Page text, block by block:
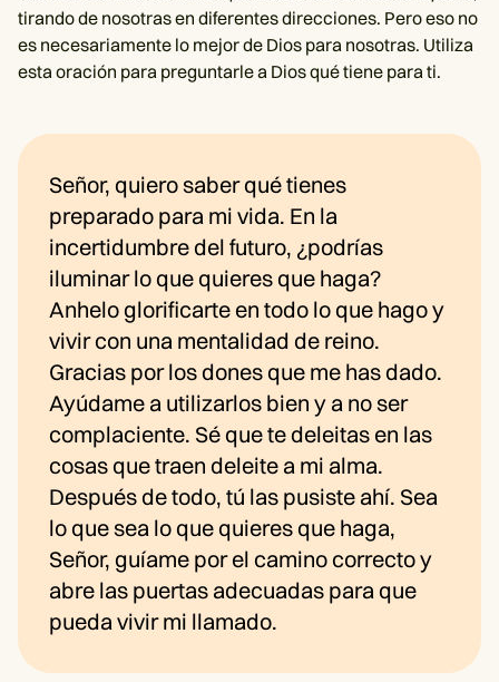
tirando de nosotras en diferentes direcciones. Pero eso no
es necesariamente lo mejor de Dios para nosotras. Utiliza
esta oración para preguntarle a Dios qué tiene para ti.
Señor, quiero saber qué tienes
preparado para mi vida. En la
incertidumbre del futuro, ¿podrías
iluminar lo que quieres que haga?
Anhelo glorificarte en todo lo que hago y
vivir con una mentalidad de reino.
Gracias por los dones que me has dado.
Ayúdame a utilizarlos bien y a no ser
complaciente. Sé que te deleitas en las
cosas que traen deleite a mi alma.
Después de todo, tú las pusiste ahí. Sea
lo que sea lo que quieres que haga,
Señor, guíame por el camino correcto y
abre las puertas adecuadas para que
pueda vivir mi llamado.